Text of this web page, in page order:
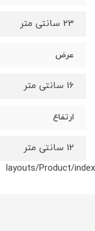
23 سانتی متر
عرض
16 سانتی متر
ارتفاع
12 سانتی متر
layouts/Product/index